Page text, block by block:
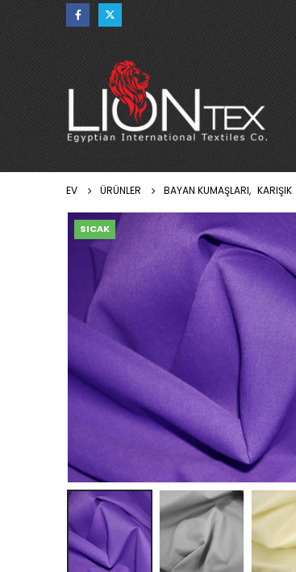
EV ÜRÜNLER BAYAN KUMAŞLARI, KARIŞIK
SICAK